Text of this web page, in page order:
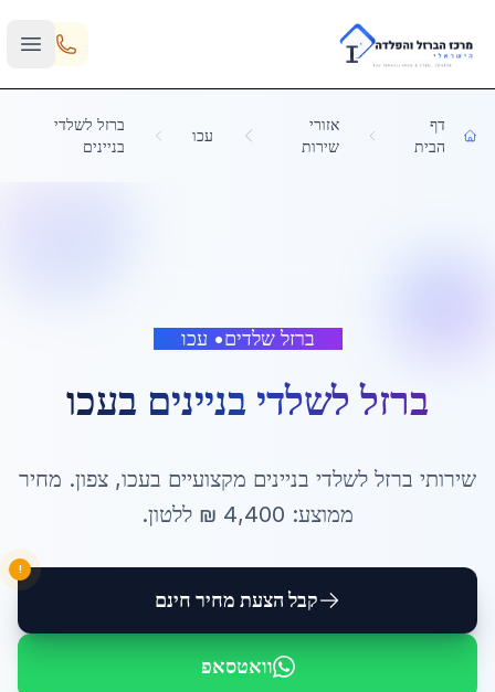
Skip to main content
דף
הבית
אזורי
שירות
עכו
ברזל לשלדי
בניינים
ברזל שלדים• עכו
ברזל לשלדי בניינים בעכו
שירותי ברזל לשלדי בניינים מקצועיים בעכו, צפון. מחיר
ממוצע: 4,400 ₪ ללטון.
קבל הצעת מחיר חינם
!
וואטסאפ